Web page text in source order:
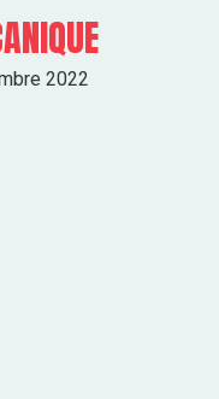
2022